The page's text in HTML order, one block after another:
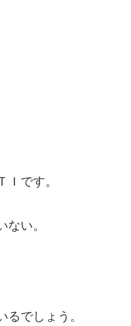
です。
い。
でしょう。